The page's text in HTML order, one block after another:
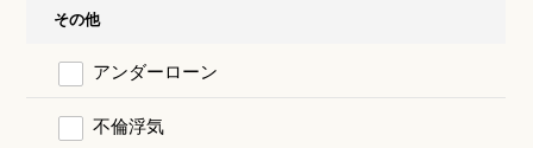
その他
アンダーローン
不倫浮気